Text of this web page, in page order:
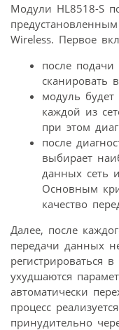
Модули HL8518-S
Wireless. Первое
после
сканировать
модуль будет
каждой из
при этом
после
выбирает
данных сеть
Основным
качество
Далее, после
передачи данных
регистрироваться
ухудшаются
автоматически
процесс
принудительно